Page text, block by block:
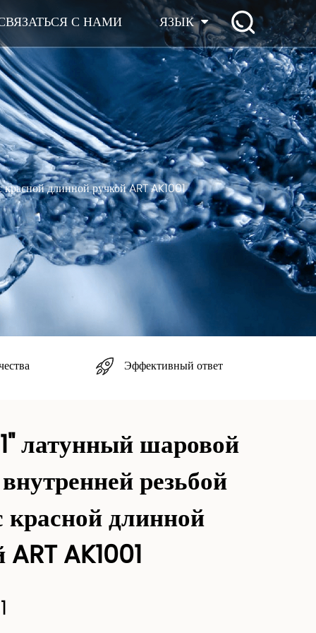
С НАМИ ЯЗЫК
длинной ручкой ART AK1001
Эффективный ответ
латунный шаровой
резьбой
красной длинной
AK1001